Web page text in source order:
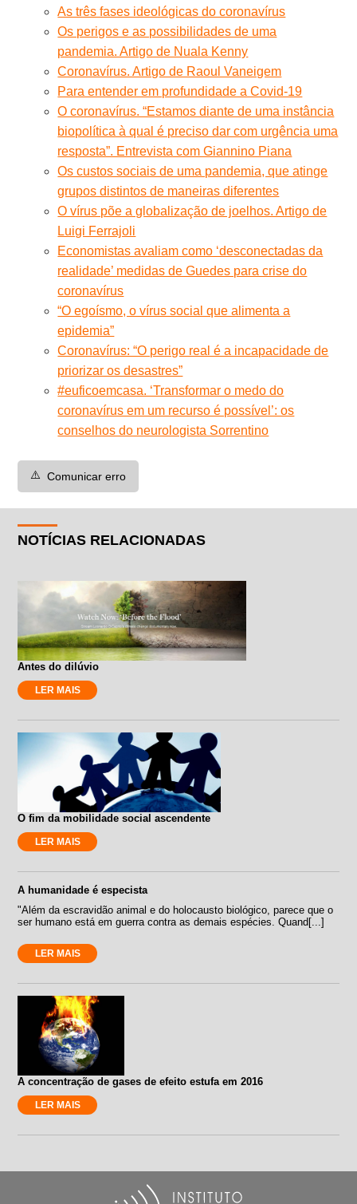
As três fases ideológicas do coronavírus
Os perigos e as possibilidades de uma
pandemia. Artigo de Nuala Kenny
Coronavírus. Artigo de Raoul Vaneigem
Para entender em profundidade a Covid-19
O coronavírus. “Estamos diante de uma instância
biopolítica à qual é preciso dar com urgência uma
resposta”. Entrevista com Giannino Piana
Os custos sociais de uma pandemia, que atinge
grupos distintos de maneiras diferentes
O vírus põe a globalização de joelhos. Artigo de
Luigi Ferrajoli
Economistas avaliam como ‘desconectadas da
realidade’ medidas de Guedes para crise do
coronavírus
“O egoísmo, o vírus social que alimenta a
epidemia”
Coronavírus: “O perigo real é a incapacidade de
priorizar os desastres”
#euficoemcasa. ‘Transformar o medo do
coronavírus em um recurso é possível’: os
conselhos do neurologista Sorrentino
⚠️ Comunicar erro
NOTÍCIAS RELACIONADAS
Antes do dilúvio
LER MAIS
O fim da mobilidade social ascendente
LER MAIS
A humanidade é especista
"Além da escravidão animal e do holocausto biológico, parece que o
ser humano está em guerra contra as demais espécies. Quand[...]
LER MAIS
A concentração de gases de efeito estufa em 2016
LER MAIS